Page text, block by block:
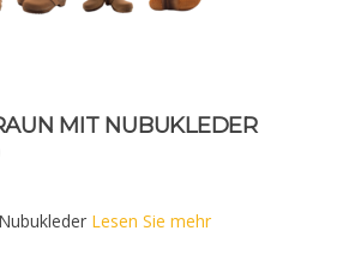
MIT NUBUKLEDER
Lesen Sie mehr